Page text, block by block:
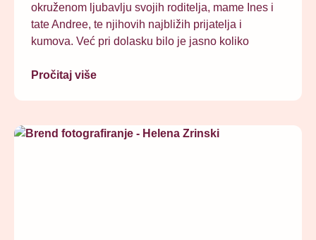
okruženom ljubavlju svojih roditelja, mame Ines i
tate Andree, te njihovih najbližih prijatelja i
kumova. Već pri dolasku bilo je jasno koliko
Pročitaj više